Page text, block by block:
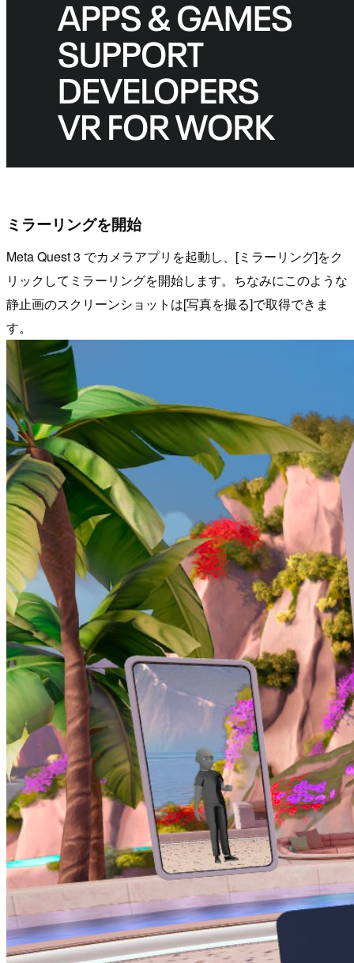
ミラーリングを開始
Meta Quest 3 でカメラアプリを起動し、[ミラーリング]をク
リックしてミラーリングを開始します。ちなみにこのような
静止画のスクリーンショットは[写真を撮る]で取得できま
す。